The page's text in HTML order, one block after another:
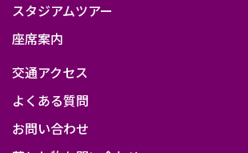
スタジアムツアー
座席案内
交通アクセス
よくある質問
お問い合わせ